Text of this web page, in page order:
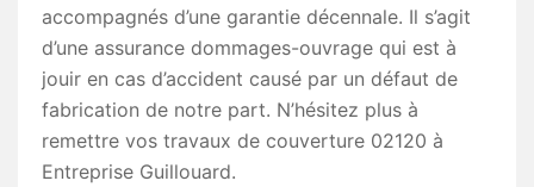
accompagnés d’une garantie décennale. Il s’agit
d’une assurance dommages-ouvrage qui est à
jouir en cas d’accident causé par un défaut de
fabrication de notre part. N’hésitez plus à
remettre vos travaux de couverture 02120 à
Entreprise Guillouard.